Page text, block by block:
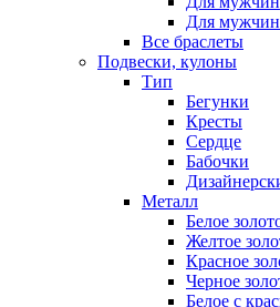
Для
Все браслеты
Подвески, кулоны
Тип
Бегунки
Кресты
Сердце
Бабочки
Металл
Белое
Желтое
Красное
Черное
Белое с